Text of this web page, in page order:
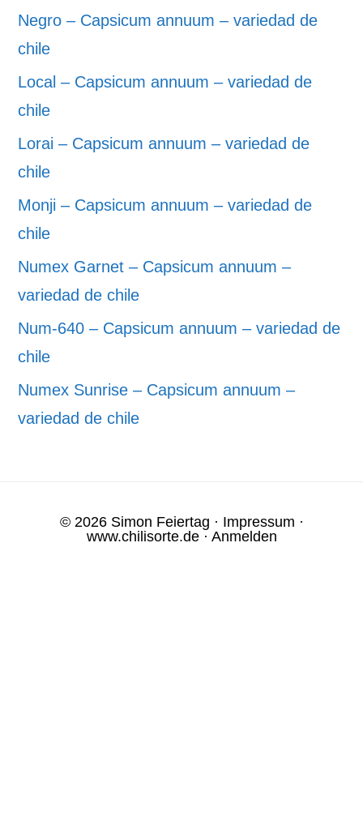
Negro – Capsicum annuum – variedad de
chile
Local – Capsicum annuum – variedad de
chile
Lorai – Capsicum annuum – variedad de
chile
Monji – Capsicum annuum – variedad de
chile
Numex Garnet – Capsicum annuum –
variedad de chile
Num-640 – Capsicum annuum – variedad de
chile
Numex Sunrise – Capsicum annuum –
variedad de chile
© 2026 Simon Feiertag · Impressum ·
www.chilisorte.de· Anmelden